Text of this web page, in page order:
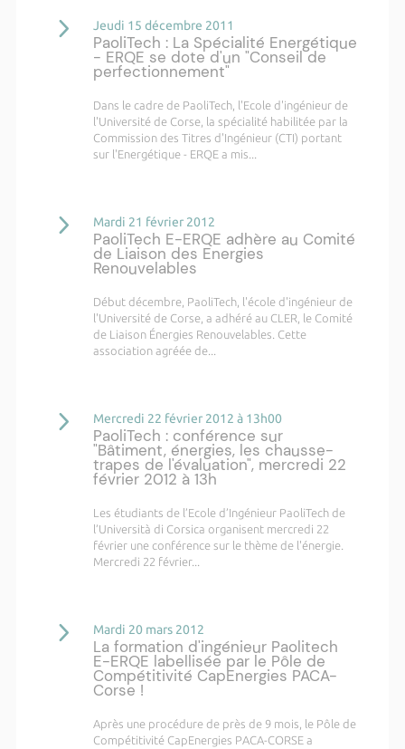
Jeudi 15 décembre 2011
PaoliTech : La Spécialité Energétique
- ERQE se dote d'un "Conseil de
perfectionnement"
Dans le cadre de PaoliTech, l'Ecole d'ingénieur de
l'Université de Corse, la spécialité habilitée par la
Commission des Titres d'Ingénieur (CTI) portant
sur l'Energétique - ERQE a mis...
Mardi 21 février 2012
PaoliTech E-ERQE adhère au Comité
de Liaison des Energies
Renouvelables
Début décembre, PaoliTech, l'école d'ingénieur de
l'Université de Corse, a adhéré au CLER, le Comité
de Liaison Énergies Renouvelables. Cette
association agréée de...
Mercredi 22 février 2012 à 13h00
PaoliTech : conférence sur
"Bâtiment, énergies, les chausse-
trapes de l'évaluation", mercredi 22
février 2012 à 13h
Les étudiants de l’Ecole d’Ingénieur PaoliTech de
l’Università di Corsica organisent mercredi 22
février une conférence sur le thème de l'énergie.
Mercredi 22 février...
Mardi 20 mars 2012
La formation d'ingénieur Paolitech
E-ERQE labellisée par le Pôle de
Compétitivité CapEnergies PACA-
Corse !
Après une procédure de près de 9 mois, le Pôle de
Compétitivité CapEnergies PACA-CORSE a